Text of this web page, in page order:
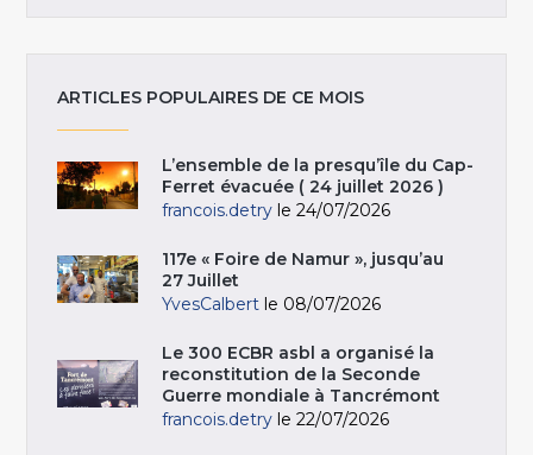
ARTICLES POPULAIRES DE CE MOIS
L’ensemble de la presqu’île du Cap-
Ferret évacuée ( 24 juillet 2026 )
francois.detry le 24/07/2026
117e « Foire de Namur », jusqu’au
27 Juillet
YvesCalbert le 08/07/2026
Le 300 ECBR asbl a organisé la
reconstitution de la Seconde
Guerre mondiale à Tancrémont
francois.detry le 22/07/2026